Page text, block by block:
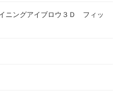
ニングアイブロウ３Ｄ フィッ